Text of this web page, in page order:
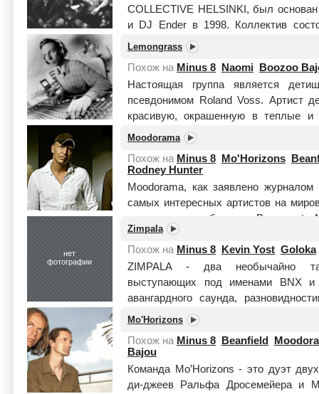
COLLECTIVE HELSINKI, был
и DJ Ender в 1998. Коллектив
основной пятерк...
Lemongrass
Похож на Minus 8 Naomi
Boozoo
Настоящая группа является
псевдонимом Roland Voss. Артист
красивую, окрашенную в теплые и
преимущественн...
Moodorama
Похож на Minus 8 Mo'Horizons
Rodney Hunter
Moodorama, как заявлено
самых интересных артистов на
созданных альбомах «Basement
Music»(2000)...
нет
фотографии
Zimpala
Похож на Minus 8 Kevin Yost Goloka
ZIMPALA - два необычайно
выступающих под именами BNX и
авангардного саунда,
MUSIC: терпкая смесь экзотичной,...
Mo'Horizons
Похож на Minus 8 Beanfield
Bajou
Команда Mo’Horizons - это дуэт
ди-джеев Ральфа Дросемейера и